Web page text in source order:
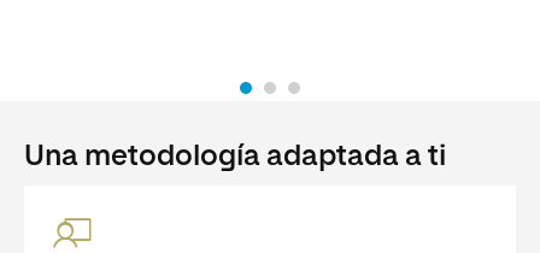
Una metodología adaptada a ti